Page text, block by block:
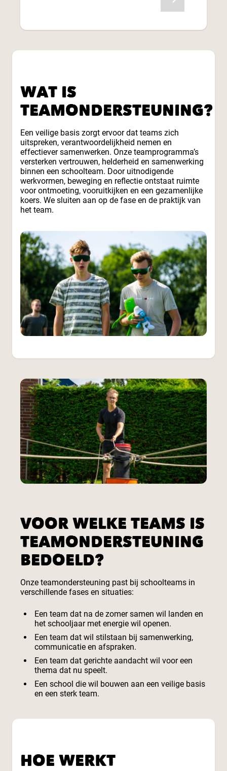
WAT IS
TEAMONDERSTEUNING?
Een veilige basis zorgt ervoor dat teams zich
uitspreken, verantwoordelijkheid nemen en
effectiever samenwerken. Onze teamprogramma’s
versterken vertrouwen, helderheid en samenwerking
binnen een schoolteam. Door uitnodigende
werkvormen, beweging en reflectie ontstaat ruimte
voor ontmoeting, vooruitkijken en een gezamenlijke
koers. We sluiten aan op de fase en de praktijk van
het team.
VOOR WELKE TEAMS IS
TEAMONDERSTEUNING
BEDOELD?
Onze teamondersteuning past bij schoolteams in
verschillende fases en situaties:
Een team dat na de zomer samen wil landen en
het schooljaar met energie wil openen.
Een team dat wil stilstaan bij samenwerking,
communicatie en afspraken.
Een team dat gerichte aandacht wil voor een
thema dat nu speelt.
Een school die wil bouwen aan een veilige basis
en een sterk team.
HOE WERKT